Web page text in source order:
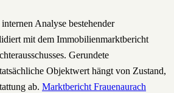
Analyse bestehender
mit dem Immobilienmarktbericht
Gerundete
Objektwert hängt von Zustand,
ab. Marktbericht Frauenaurach